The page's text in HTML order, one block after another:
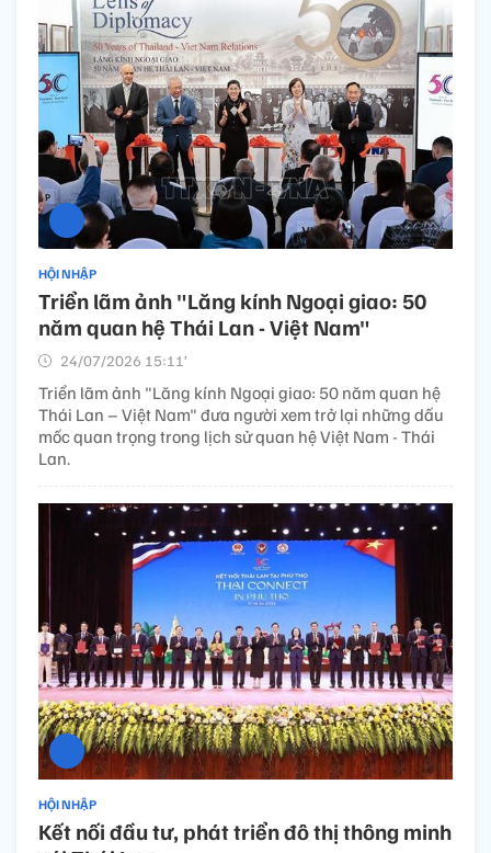
HỘI NHẬP
Triển lãm ảnh "Lăng kính Ngoại giao: 50
năm quan hệ Thái Lan - Việt Nam"
24/07/2026 15:11’
Triển lãm ảnh "Lăng kính Ngoại giao: 50 năm quan hệ
Thái Lan – Việt Nam" đưa người xem trở lại những dấu
mốc quan trọng trong lịch sử quan hệ Việt Nam - Thái
Lan.
HỘI NHẬP
Kết nối đầu tư, phát triển đô thị thông minh